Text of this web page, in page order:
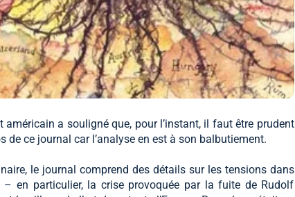
américain a souligné que, pour l’instant, il faut être prudent
de ce journal car l’analyse en est à son balbutiement.
le journal comprend des détails sur les tensions dans
– en particulier, la crise provoquée par la fuite de Rudolf